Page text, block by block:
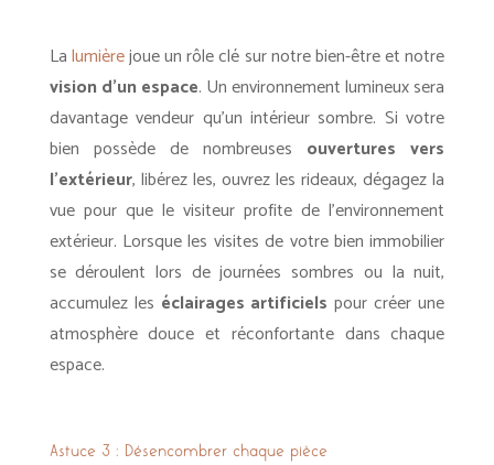
Lalumièrejoue un rôle clé sur notre bien-être et notre
vision d’un espace. Un environnement lumineux sera
davantage vendeur qu’un intérieur sombre. Si votre
bien possède de nombreuses ouvertures vers
l’extérieur, libérez les, ouvrez les rideaux, dégagez la
vue pour que le visiteur profite de l’environnement
extérieur. Lorsque les visites de votre bien immobilier
se déroulent lors de journées sombres ou la nuit,
accumulez les éclairages artificiels pour créer une
atmosphère douce et réconfortante dans chaque
espace.
Astuce 3 : Désencombrer chaque pièce